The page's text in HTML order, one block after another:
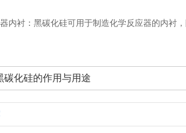
衬：黑碳化硅可用于制造化学反应器的内衬，
碳化硅的作用与用途